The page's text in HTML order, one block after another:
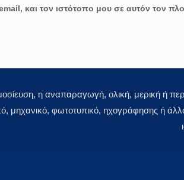
και τον ιστότοπο μου σε αυτόν τον
η αναπαραγωγή, ολική, μερική ή
μηχανικό, φωτοτυπικό, ηχογράφησης ή